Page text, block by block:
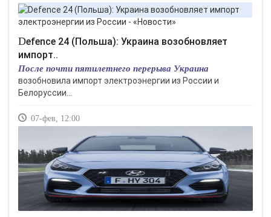
Defence 24 (Польша): Украина возобновляет
импорт..
После почти пятилетнего перерыва Украина
возобновила импорт электроэнергии из России и
Белоруссии...
07-фев, 12:00